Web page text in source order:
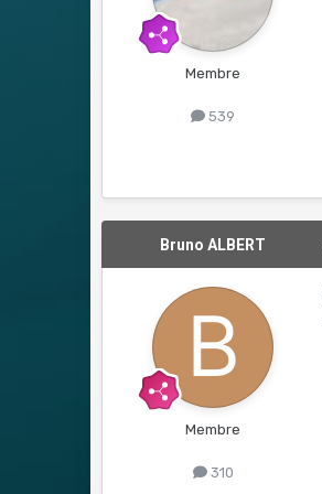
Membre
539
Bruno ALBERT
Membre
310